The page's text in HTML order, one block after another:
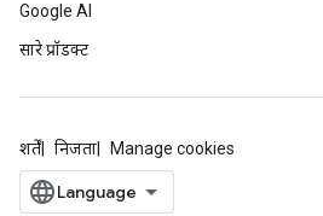
Google AI
सारे प्रॉडक्ट
शर्तें निजता Manage cookies